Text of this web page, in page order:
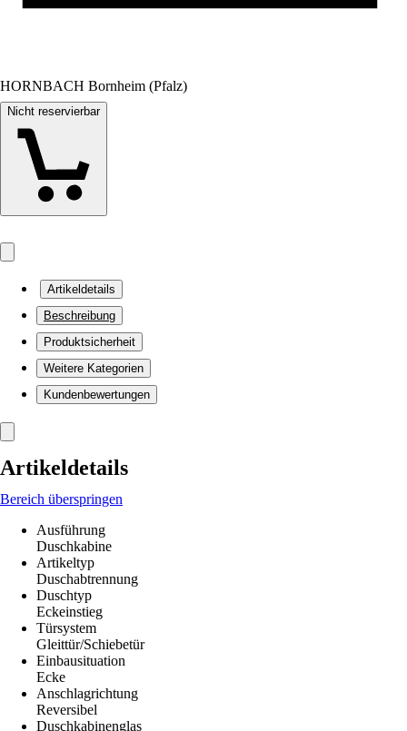
HORNBACH Bornheim (Pfalz)
Nicht reservierbar
Artikeldetails
Beschreibung
Produktsicherheit
Weitere Kategorien
Kundenbewertungen
Artikeldetails
Bereich überspringen
Ausführung
Duschkabine
Artikeltyp
Duschabtrennung
Duschtyp
Eckeinstieg
Türsystem
Gleittür/Schiebetür
Einbausituation
Ecke
Anschlagrichtung
Reversibel
Duschkabinenglas